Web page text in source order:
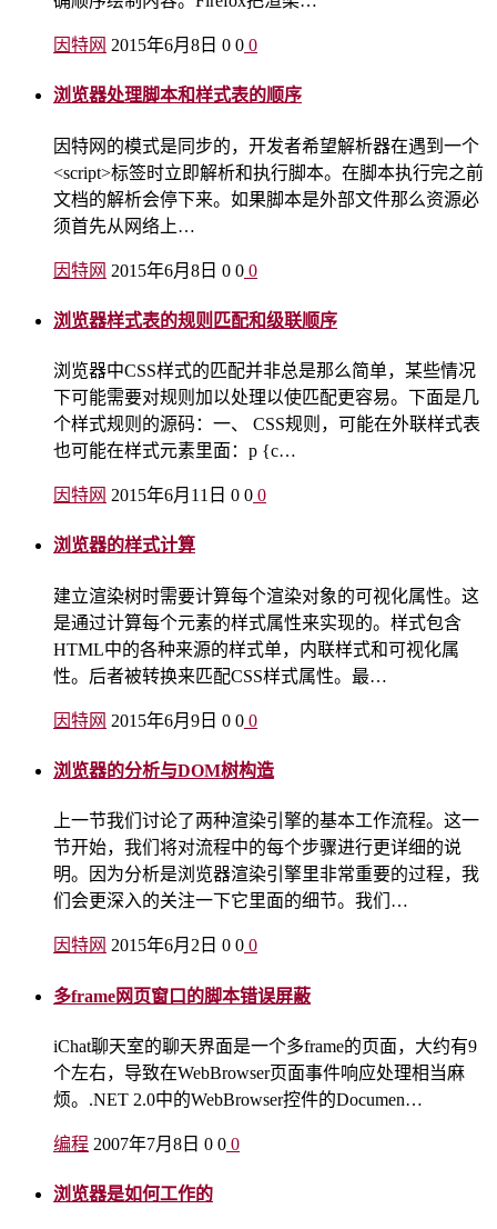
因特网 2015年6月8日 0 0 0
浏览器处理脚本和样式表的顺序
因特网的模式是同步的，开发者希望解析器在遇到一个
<script>标签时立即解析和执行脚本。在脚本执行完之前
文档的解析会停下来。如果脚本是外部文件那么资源必
须首先从网络上…
因特网 2015年6月8日 0 0 0
浏览器样式表的规则匹配和级联顺序
浏览器中CSS样式的匹配并非总是那么简单，某些情况
下可能需要对规则加以处理以使匹配更容易。下面是几
个样式规则的源码：一、 CSS规则，可能在外联样式表
也可能在样式元素里面：p {c…
因特网 2015年6月11日 0 0 0
浏览器的样式计算
建立渲染树时需要计算每个渲染对象的可视化属性。这
是通过计算每个元素的样式属性来实现的。样式包含
HTML中的各种来源的样式单，内联样式和可视化属
性。后者被转换来匹配CSS样式属性。最…
因特网 2015年6月9日 0 0 0
浏览器的分析与DOM树构造
上一节我们讨论了两种渲染引擎的基本工作流程。这一
节开始，我们将对流程中的每个步骤进行更详细的说
明。因为分析是浏览器渲染引擎里非常重要的过程，我
们会更深入的关注一下它里面的细节。我们…
因特网 2015年6月2日 0 0 0
多frame网页窗口的脚本错误屏蔽
iChat聊天室的聊天界面是一个多frame的页面，大约有9
个左右，导致在WebBrowser页面事件响应处理相当麻
烦。.NET 2.0中的WebBrowser控件的Documen…
编程 2007年7月8日 0 0 0
浏览器是如何工作的